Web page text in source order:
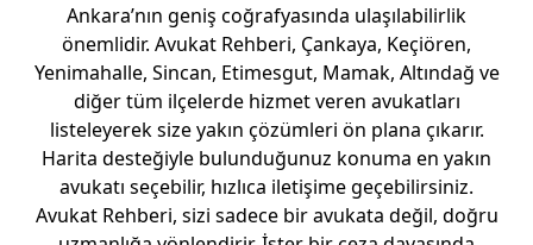
Ankara’nın geniş coğrafyasında ulaşılabilirlik
önemlidir. Avukat Rehberi, Çankaya, Keçiören,
Yenimahalle, Sincan, Etimesgut, Mamak, Altındağ ve
diğer tüm ilçelerde hizmet veren avukatları
listeleyerek size yakın çözümleri ön plana çıkarır.
Harita desteğiyle bulunduğunuz konuma en yakın
avukatı seçebilir, hızlıca iletişime geçebilirsiniz.
Avukat Rehberi, sizi sadece bir avukata değil, doğru